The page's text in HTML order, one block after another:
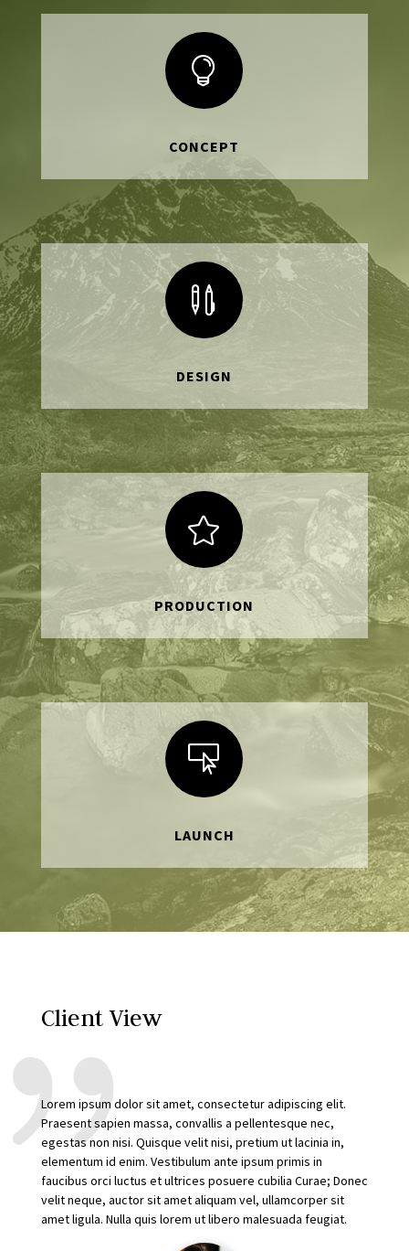

CONCEPT

DESIGN

PRODUCTION

LAUNCH
Client View
Lorem ipsum dolor sit amet, consectetur adipiscing elit.
Praesent sapien massa, convallis a pellentesque nec,
egestas non nisi. Quisque velit nisi, pretium ut lacinia in,
elementum id enim. Vestibulum ante ipsum primis in
faucibus orci luctus et ultrices posuere cubilia Curae; Donec
velit neque, auctor sit amet aliquam vel, ullamcorper sit
amet ligula. Nulla quis lorem ut libero malesuada feugiat.